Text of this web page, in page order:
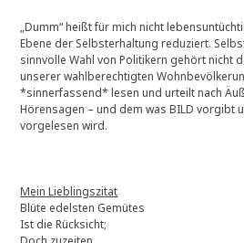
„Dumm“ heißt für mich nicht
Ebene der Selbsterhaltung reduziert.
sinnvolle Wahl von Politikern gehört nicht
unserer wahlberechtigten
*sinnerfassend* lesen und urteilt nach
Hörensagen – und dem was BILD vorgibt
vorgelesen wird.
Mein Lieblingszitat
Blüte edelsten Gemütes
Ist die Rücksicht;